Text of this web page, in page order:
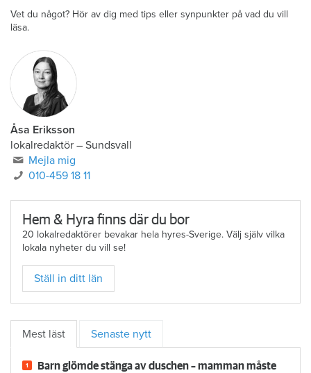
Vet du något? Hör av dig med tips eller synpunkter på vad du vill
läsa.
Åsa Eriksson
lokalredaktör – Sundsvall
Mejla mig
010-459 18 11
Hem & Hyra finns där du bor
20 lokalredaktörer bevakar hela hyres-Sverige. Välj själv vilka
lokala nyheter du vill se!
Ställ in ditt län
Mest läst Senaste nytt
Barn glömde stänga av duschen – mamman måste